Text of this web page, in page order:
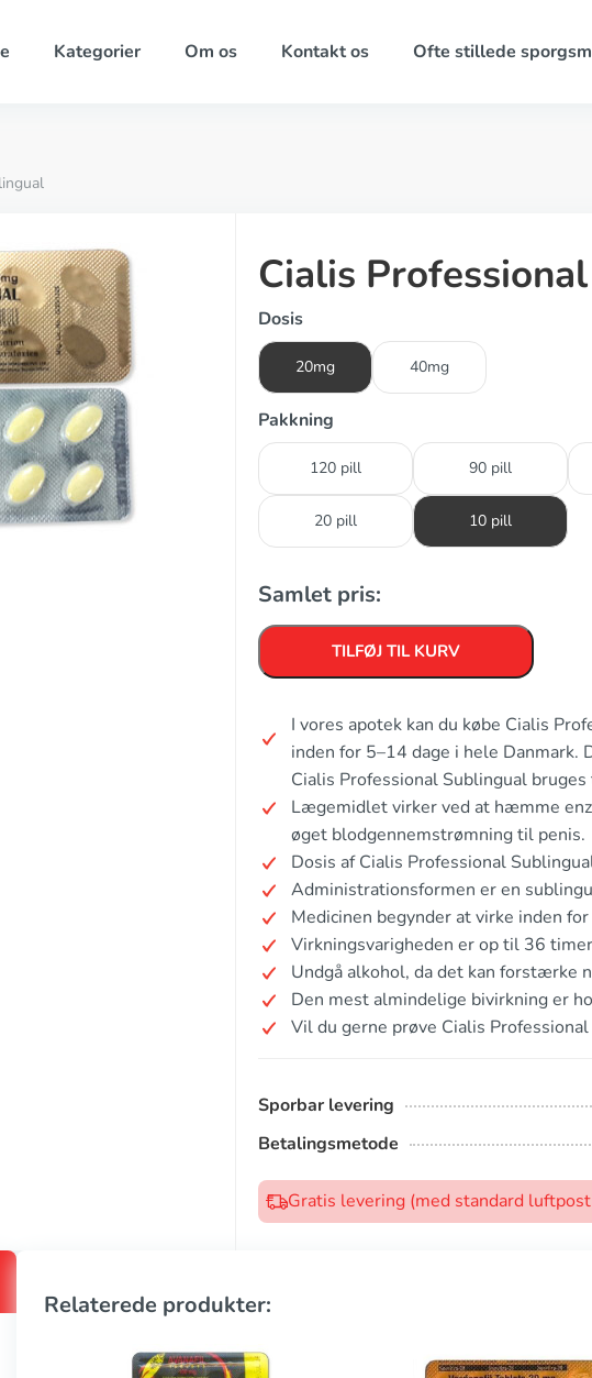
Kategorier Om os Kontakt os Ofte stillede
Cialis
Dosis
20mg 40mg
Pakkning
120 pill 90 pill
20 pill 10 pill
Samlet pris:
TILFØJ TIL KURV
I vores apotek kan du købe Cialis
inden for 5–14 dage i hele Danmark.
Cialis Professional Sublingual
Lægemidlet virker ved at hæmme
øget blodgennemstrømning til penis.
Dosis af Cialis Professional
Administrationsformen er en
Medicinen begynder at virke inden
Virkningsvarigheden er op til 36
Undgå alkohol, da det kan forstærke
Den mest almindelige bivirkning er
Vil du gerne prøve Cialis
Sporbar levering
Betalingsmetode
Gratis levering (med standard
Relaterede produkter: